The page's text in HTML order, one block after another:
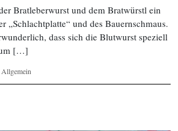
Bratleberwurst und dem Bratwürstl ein
„Schlachtplatte“ und des Bauernschmaus.
dass sich die Blutwurst speziell
[…]
Allgemein